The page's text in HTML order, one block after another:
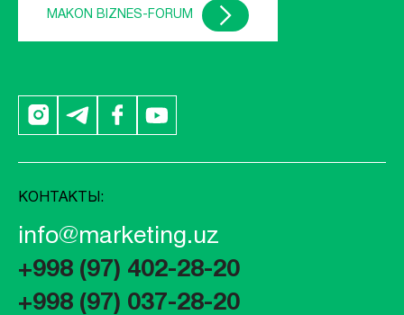
MAKON BIZNES-FORUM
КОНТАКТЫ:
info@marketing.uz
+998 (97) 402-28-20
+998 (97) 037-28-20